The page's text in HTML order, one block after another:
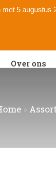
met 5 augustus
Over ons
»